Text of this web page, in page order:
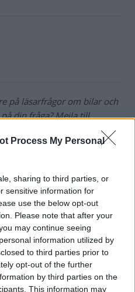
Process My Personal
sharing to third parties, or
sensitive information for
use the below opt-out
Please note that after your
may continue seeing
information utilized by
to third parties prior to
opt-out of the further
by third parties on the
This information may
på läsarfrågor om bilar och
din fråga? Mejla till
till exempel Volkswagen.
på tunga elbilar
De flesta har ju
bara skivbromsar.
för dessa elbilar om de